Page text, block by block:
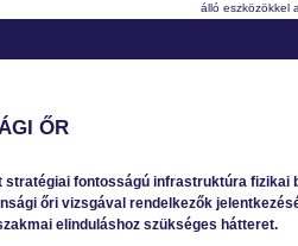
álló eszközökkel
ŐR
stratégiai fontosságú infrastruktúra fizikai
őri vizsgával rendelkezők
elinduláshoz szükséges hátteret.